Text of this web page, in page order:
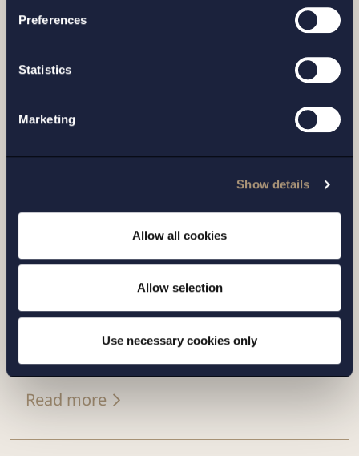
Preferences
Statistics
Marketing
Show details
Allow all cookies
Allow selection
Use necessary cookies only
Related news
EU restricts Chinese participation in
Read more